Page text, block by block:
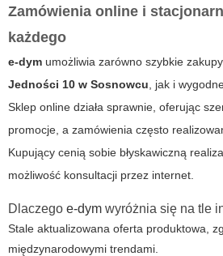
Zamówienia online i
każdego
e-dym umożliwia zarówno szybkie
Jedności 10 w Sosnowcu , jak i
Sklep online działa sprawnie, oferując
promocje, a zamówienia często
Kupujący cenią sobie błyskawiczną
możliwość konsultacji przez internet.
Dlaczego e-dym wyróżnia się na tle
Stale aktualizowana oferta produktowa,
międzynarodowymi trendami.